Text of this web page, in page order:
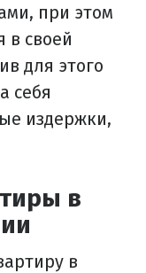
при этом
в своей
для этого
себя
издержки,
в
в